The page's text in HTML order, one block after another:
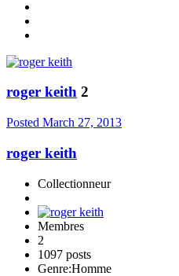
roger keith 2
Posted March 27, 2013
roger keith
Collectionneur
Membres
2
1097 posts
Genre:Homme